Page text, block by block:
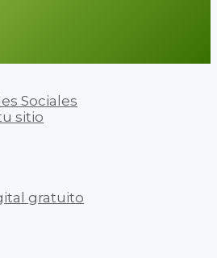
Sociales
sitio
gratuito